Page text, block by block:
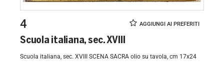
4
Scuola italiana, sec. XVIII
Scuola italiana, sec. XVIII SCENA SACRA olio su tavola, cm 17x24